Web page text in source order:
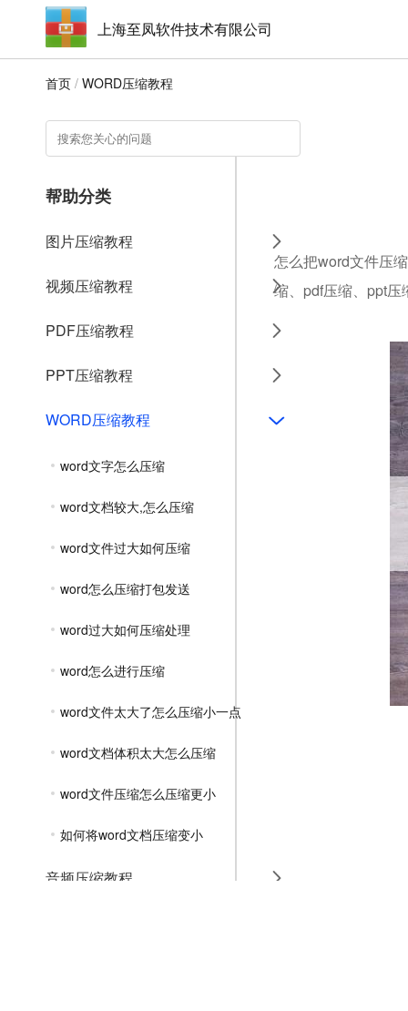
上海至凤软件技术有限公司
首页 / WORD压缩教程
帮助分类
图片压缩教程
视频压缩教程
PDF压缩教程
PPT压缩教程
WORD压缩教程
word文字怎么压缩
word文档较大,怎么压缩
word文件过大如何压缩
word怎么压缩打包发送
word过大如何压缩处理
word怎么进行压缩
word文件太大了怎么压缩小一点
word文档体积太大怎么压缩
word文件压缩怎么压缩更小
如何将word文档压缩变小
音频压缩教程
怎么把word文件压
缩、pdf压缩、ppt